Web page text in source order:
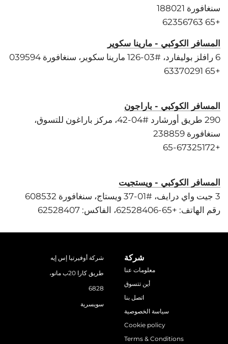
سنغافورة 188021
+65 62356763
المسافر الكوكبي - مارينا سكوير
6 رافلز بوليفارد، #03-126 مارينا سكوير، سنغافورة 039594
+65 63370291
المسافر الكوكبي - باراجون
290 طريق أورشارد #04-42، مركز باراغون للتسوق،
سنغافورة 238859
+65-67325172
المسافر الكوكبي - ويستجيت
3 جيت واي درايف، #01-37 ويستاج، سنغافورة 608532
رقم الهاتف: +65-62528406، الفاكس: 62528407
شركة أوفيرتيا إس إيه
طريق كارا 20ب مانو،
6828
سويسرية
شركة
معلومات عنا
أين تتسوق
اتصل بنا
سياسة الخصوصية
Cookie policy
Terms & Conditions